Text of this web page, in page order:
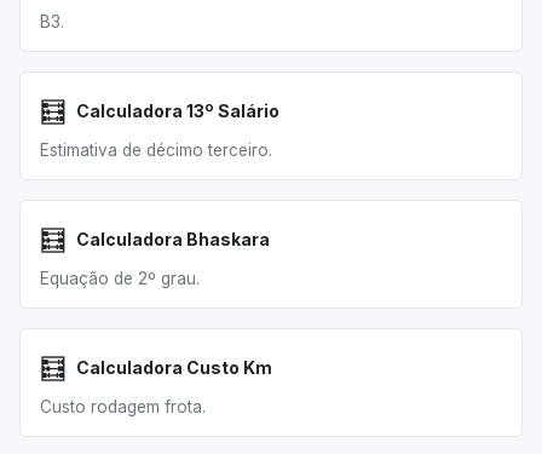
B3.
🧮 Calculadora 13º Salário
Estimativa de décimo terceiro.
🧮 Calculadora Bhaskara
Equação de 2º grau.
🧮 Calculadora Custo Km
Custo rodagem frota.